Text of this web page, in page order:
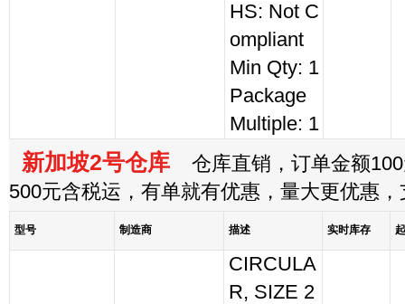
HS: Not C
ompliant
Min Qty: 1
Package
Multiple: 1
新加坡2号仓库 仓库直销，订单金额
500元含税运，有单就有优惠，量大更优惠
型号 制造商 描述 实时库存
CIRCULA
R, SIZE 2